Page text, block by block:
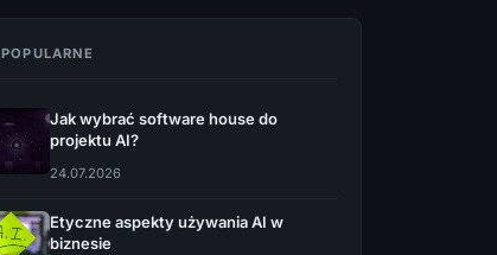
POPULARNE
Jak wybrać software house do
projektu AI?
24.07.2026
Etyczne aspekty używania AI w
biznesie